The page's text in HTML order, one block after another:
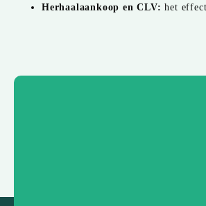
Herhaalaankoop en CLV: het